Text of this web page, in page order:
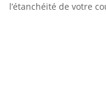
l’étanchéité de votre